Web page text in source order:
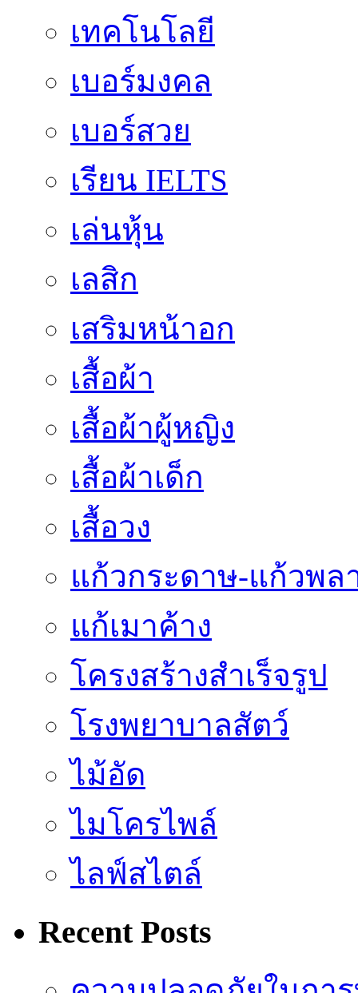
เทคโนโลยี
เบอร์มงคล
เบอร์สวย
เรียน IELTS
เล่นหุ้น
เลสิก
เสริมหน้าอก
เสื้อผ้า
เสื้อผ้าผู้หญิง
เสื้อผ้าเด็ก
เสื้อวง
แก้วกระดาษ-แก้วพล
แก้เมาค้าง
โครงสร้างสำเร็จรูป
โรงพยาบาลสัตว์
ไม้อัด
ไมโครไพล์
ไลฟ์สไตล์
Recent Posts